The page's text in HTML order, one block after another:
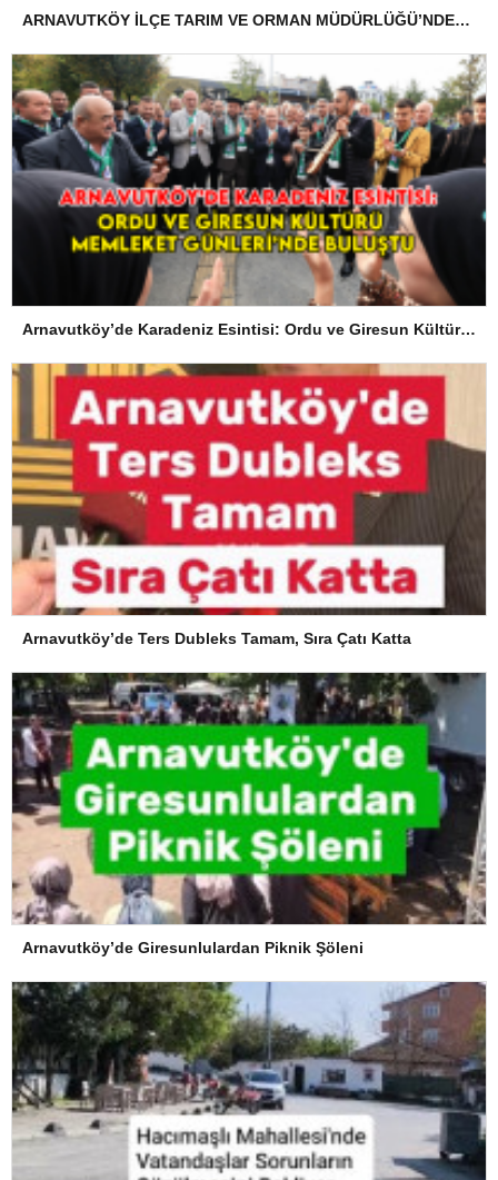
ARNAVUTKÖY İLÇE TARIM VE ORMAN MÜDÜRLÜĞÜ’NDEN İLANEN TEBLİGAT
Arnavutköy’de Karadeniz Esintisi: Ordu ve Giresun Kültürü Memleket Günleri’nde Buluştu
Arnavutköy’de Ters Dubleks Tamam, Sıra Çatı Katta
Arnavutköy’de Giresunlulardan Piknik Şöleni